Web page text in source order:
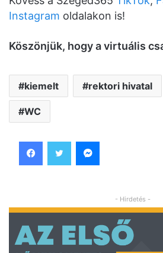
Instagram oldalakon is!
Köszönjük, hogy a virtuális
kiemelt rektori hivatal
WC
- Hirdetés -